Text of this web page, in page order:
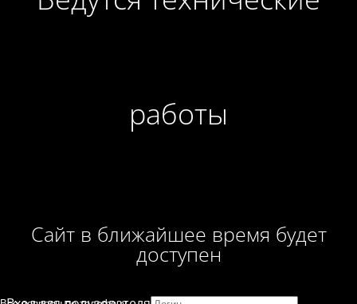
работы
Сайт в ближайшее время будет
доступен